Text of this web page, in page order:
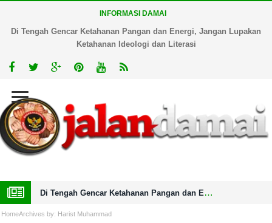
INFORMASI DAMAI
Di Tengah Gencar Ketahanan Pangan dan Energi, Jangan Lupakan
Ketahanan Ideologi dan Literasi
Di Tengah Gencar Ketahanan Pangan dan Energi, Jangan Lupakan Ketahanan Ideologi dan Literasi
HomeArchives by: Harist Muhammad